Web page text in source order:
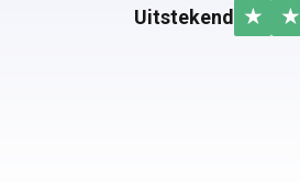
Uitstekend ★ ★